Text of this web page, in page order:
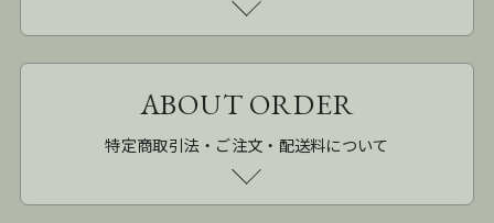
ABOUT ORDER
特定商取引法・ご注文・配送料について